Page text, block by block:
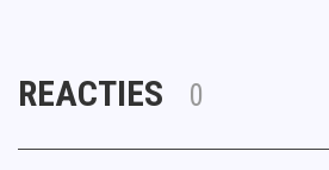
REACTIES 0